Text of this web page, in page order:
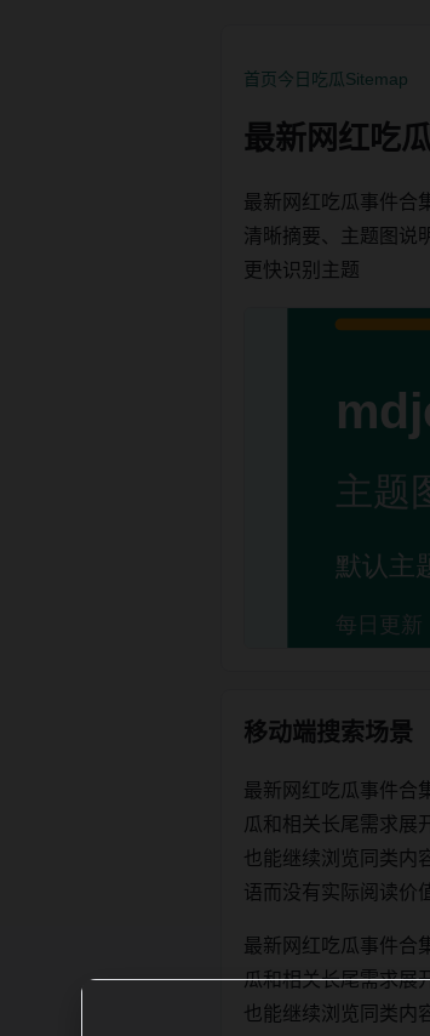
首页今日吃瓜Sitemap
最新网红吃
最新网红吃瓜事件合
清晰摘要、主题图说
更快识别主题
移动端搜索场景
最新网红吃瓜事件合
瓜和相关长尾需求展
也能继续浏览同类内
语而没有实际阅读价
最新网红吃瓜事件合
瓜和相关长尾需求展
也能继续浏览同类内